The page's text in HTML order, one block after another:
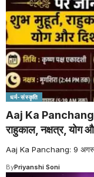
धर्म-संस्कृति
Aaj Ka Panchang:
राहुकाल, नक्षत्र, योग
Aaj Ka Panchang: 9 अगस्त
ByPriyanshi Soni